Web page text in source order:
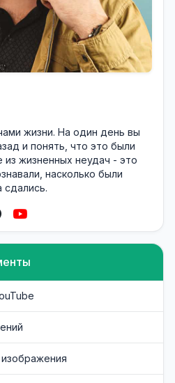
жизни. На один день вы
и понять, что это были
жизненных неудач - это
насколько были
сдались.